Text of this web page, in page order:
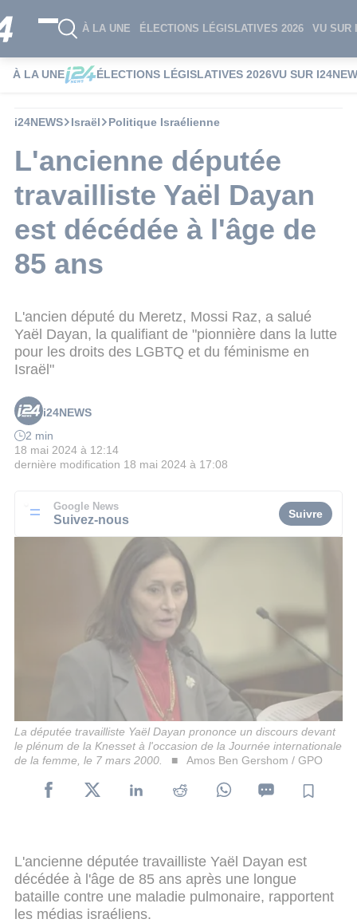
À LA UNE ÉLECTIONS LÉGISLATIVES 2026 VU SUR
À LA UNE ÉLECTIONS LÉGISLATIVES 2026VU SUR
i24NEWS Israël Politique Israélienne
L'ancienne députée
travailliste Yaël Dayan
est décédée à l'âge de
85 ans
L'ancien député du Meretz, Mossi Raz, a salué
Yaël Dayan, la qualifiant de "pionnière dans la lutte
pour les droits des LGBTQ et du féminisme en
Israël"
i24NEWS
2 min
18 mai 2024 à 12:14
dernière modification 18 mai 2024 à 17:08
Google News
Suivez-nous Suivre
La députée travailliste Yaël Dayan prononce un discours devant
le plénum de la Knesset à l'occasion de la Journée internationale
de la femme, le 7 mars 2000.
Amos Ben Gershom / GPO
L'ancienne députée travailliste Yaël Dayan est
décédée à l'âge de 85 ans après une longue
bataille contre une maladie pulmonaire, rapportent
les médias israéliens.